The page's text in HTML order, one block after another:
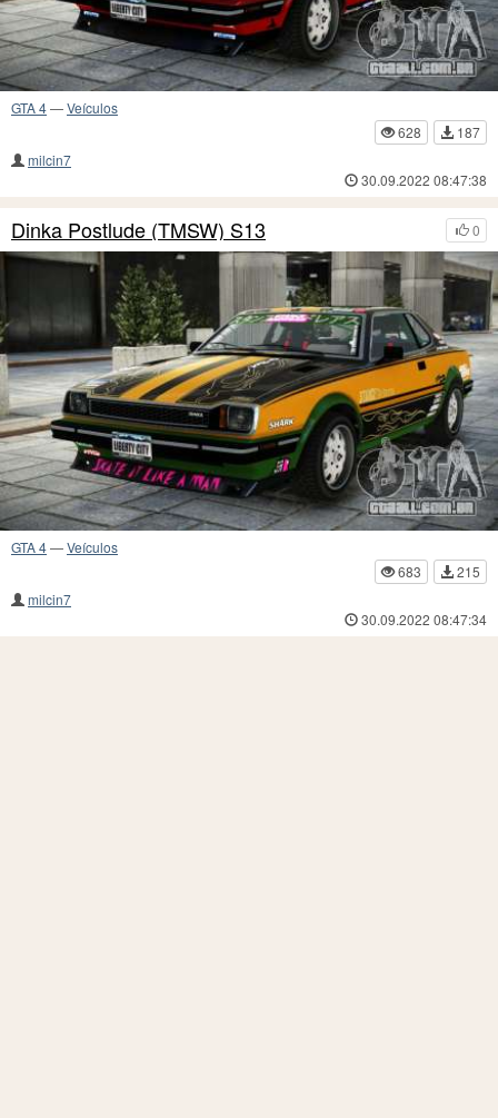
GTA 4—Veículos
628
187
milcin7
30.09.2022 08:47:38
0
Dinka Postlude (TMSW) S13
GTA 4—Veículos
683
215
milcin7
30.09.2022 08:47:34